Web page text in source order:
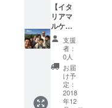
【イタ
リアマ
ルケ州
満喫プ
ラン】
・ホー
リーイ
タリア
ワイナ
リー
2019マ
支援
者：
0人
お届
け予
定：
2018
年12